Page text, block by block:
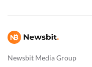
Newsbit Media Group